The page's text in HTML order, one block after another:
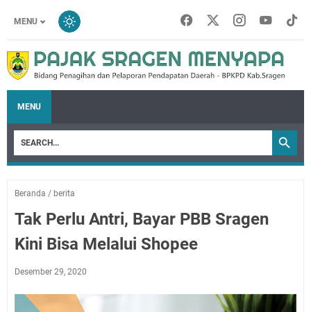
MENU
MENU
Beranda / berita
Tak Perlu Antri, Bayar PBB Sragen
Kini Bisa Melalui Shopee
Desember 29, 2020